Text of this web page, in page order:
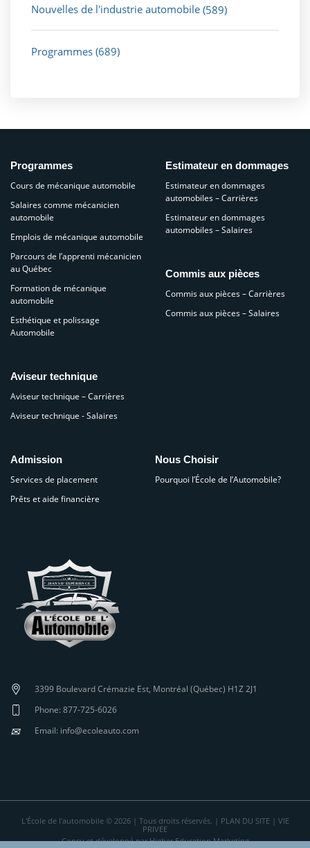
Nouvelles de l'industrie automobile (589)
Programmes (689)
3399 Boulevard Crémazie Est, Montréal (Québec) H1Z 2J1
Phone: 877-725-6026
✉ Email: info@ecoleauto.com
Programmes
Cours de mécanique automobile
Salaires comme mécanicien
automobile
Emplois de mécanique automobile
Parcours de l’apprenti mécanicien
au Québec
Formation de mécanique
automobile
Esthétique et polissage
Automobile
Aviseur technique
Aviseur technique – Carrières
Aviseur technique - Salaires
Estimateur en dommages
Estimateur en dommages
automobiles – Carrières
Estimateur en dommages
automobiles – Salaires
Commis aux pièces
Commis aux pièces – Carrières
Commis aux pièces – Salaires
Admission
Services de placement
Prêts et aide financière
Nous Choisir
Pourquoi l’École de l’Automobile?
L'École de l'automobile © 2026 | Tous droits réservés. | PLAN DU SITE| VIE
PRIVEE
Conçu et développé par Higher Education Marketing